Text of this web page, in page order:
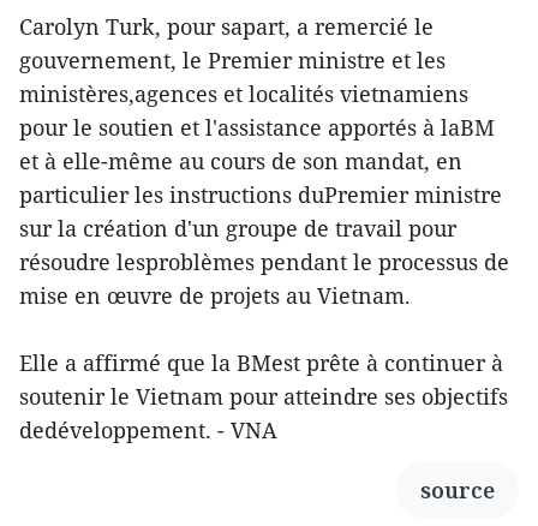
Carolyn Turk, pour sapart, a remercié le
gouvernement, le Premier ministre et les
ministères,agences et localités vietnamiens
pour le soutien et l'assistance apportés à laBM
et à elle-même au cours de son mandat, en
particulier les instructions duPremier ministre
sur la création d'un groupe de travail pour
résoudre lesproblèmes pendant le processus de
mise en œuvre de projets au Vietnam.
Elle a affirmé que la BMest prête à continuer à
soutenir le Vietnam pour atteindre ses objectifs
dedéveloppement. - VNA
source